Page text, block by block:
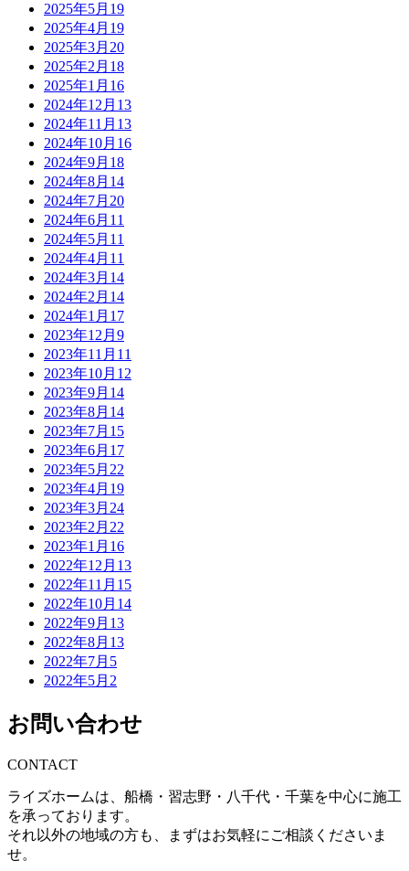
2025年5月 19
2025年4月 19
2025年3月 20
2025年2月 18
2025年1月 16
2024年12月 13
2024年11月 13
2024年10月 16
2024年9月 18
2024年8月 14
2024年7月 20
2024年6月 11
2024年5月 11
2024年4月 11
2024年3月 14
2024年2月 14
2024年1月 17
2023年12月 9
2023年11月 11
2023年10月 12
2023年9月 14
2023年8月 14
2023年7月 15
2023年6月 17
2023年5月 22
2023年4月 19
2023年3月 24
2023年2月 22
2023年1月 16
2022年12月 13
2022年11月 15
2022年10月 14
2022年9月 13
2022年8月 13
2022年7月 5
2022年5月 2
お問い合わせ
CONTACT
ライズホームは、船橋・習志野・八千代・千葉を中心に施工
を承っております。
それ以外の地域の方も、まずはお気軽にご相談くださいま
せ。